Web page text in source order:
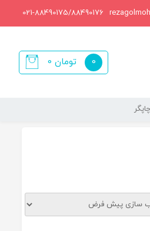
021-88490175/88490176
0 تومان
0